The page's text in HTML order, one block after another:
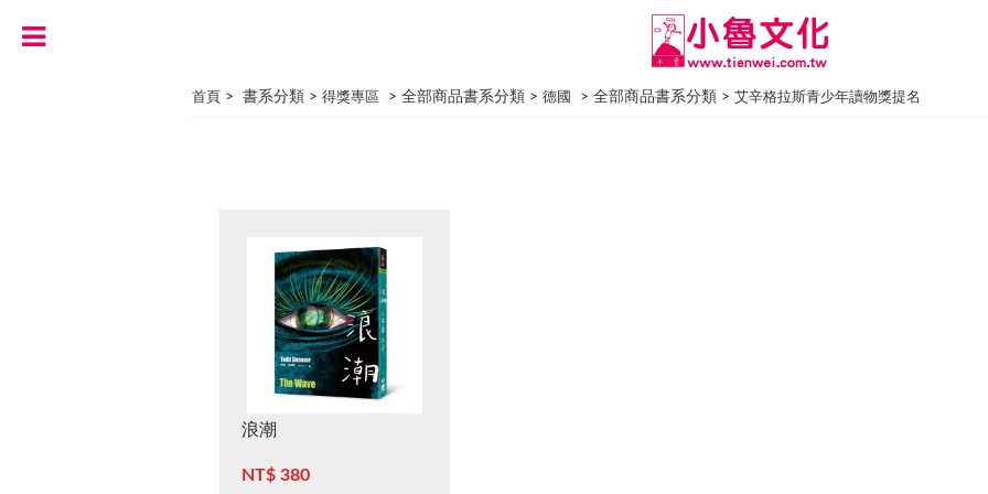
首頁 > 書系分類 > 得獎專區 > 全部商品書系分類 > 德國 > 全部商品書系分類 > 艾辛格拉斯青少年讀物獎提名
浪潮
NT$ 380